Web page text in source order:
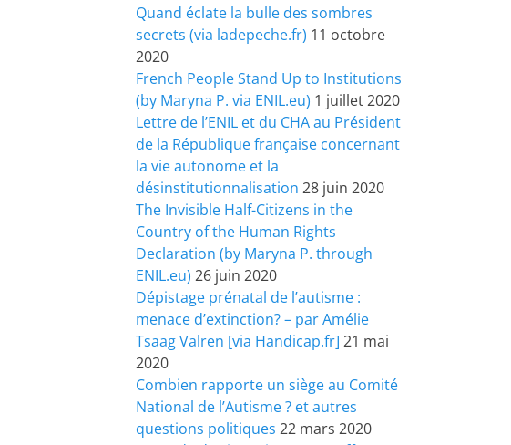
Quand éclate la bulle des sombres
secrets (via ladepeche.fr) 11 octobre
2020
French People Stand Up to Institutions
(by Maryna P. via ENIL.eu) 1 juillet 2020
Lettre de l’ENIL et du CHA au Président
de la République française concernant
la vie autonome et la
désinstitutionnalisation 28 juin 2020
The Invisible Half-Citizens in the
Country of the Human Rights
Declaration (by Maryna P. through
ENIL.eu) 26 juin 2020
Dépistage prénatal de l’autisme :
menace d’extinction? – par Amélie
Tsaag Valren [via Handicap.fr] 21 mai
2020
Combien rapporte un siège au Comité
National de l’Autisme ? et autres
questions politiques 22 mars 2020